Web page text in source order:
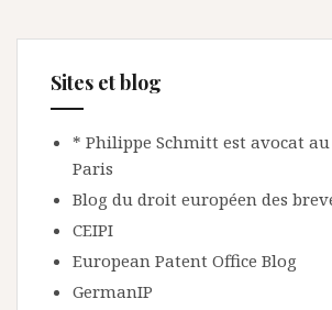
Sites et blog
* Philippe Schmitt est avocat
Paris
Blog du droit européen des
CEIPI
European Patent Office Blog
GermanIP